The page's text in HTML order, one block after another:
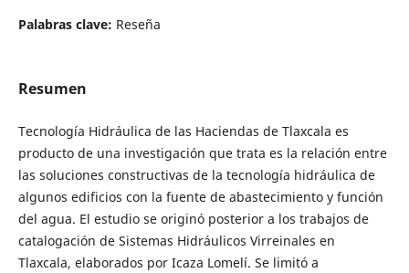
Palabras clave: Reseña
Resumen
Tecnología Hidráulica de las Haciendas de Tlaxcala es
producto de una investigación que trata es la relación entre
las soluciones constructivas de la tecnología hidráulica de
algunos edificios con la fuente de abastecimiento y función
del agua. El estudio se originó posterior a los trabajos de
catalogación de Sistemas Hidráulicos Virreinales en
Tlaxcala, elaborados por Icaza Lomelí. Se limitó a